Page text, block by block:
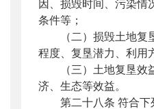
因、损毁时间、污染情
条件等；
（二）损毁土地复
程度、复垦潜力、利用
（三）土地复垦效
济、生态等效益。
第二十八条 符合下